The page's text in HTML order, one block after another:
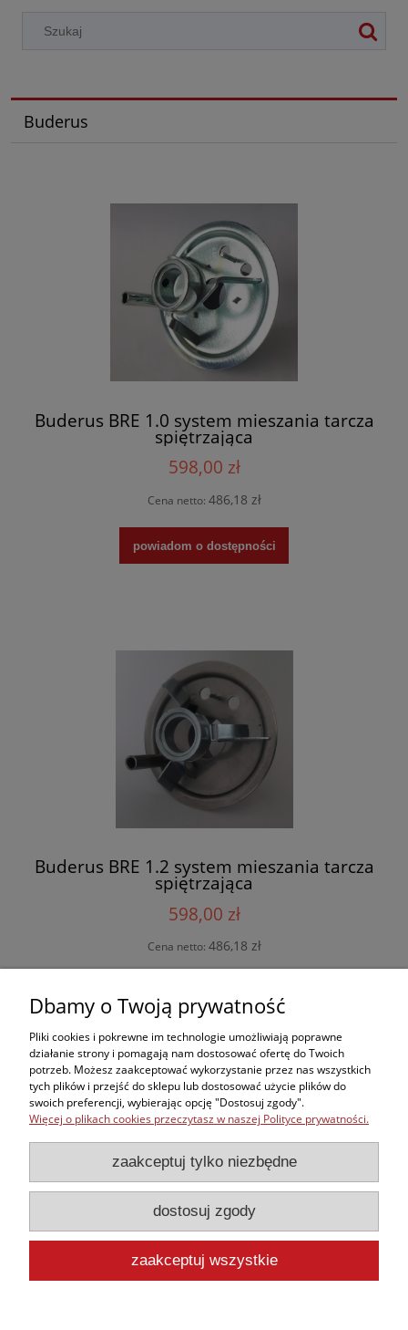
Buderus
Buderus BRE 1.0 system mieszania tarcza
spiętrzająca
598,00 zł
Cena netto: 486,18 zł
powiadom o dostępności
Buderus BRE 1.2 system mieszania tarcza
spiętrzająca
598,00 zł
Cena netto: 486,18 zł
Zakupy
Kontakt
Informacje
Moje konto
Dbamy o Twoją prywatność
Pliki cookies i pokrewne im technologie umożliwiają poprawne
działanie strony i pomagają nam dostosować ofertę do Twoich
potrzeb. Możesz zaakceptować wykorzystanie przez nas wszystkich
tych plików i przejść do sklepu lub dostosować użycie plików do
swoich preferencji, wybierając opcję "Dostosuj zgody".
Więcej o plikach cookies przeczytasz w naszej Polityce prywatności.
zaakceptuj tylko niezbędne
dostosuj zgody
zaakceptuj wszystkie